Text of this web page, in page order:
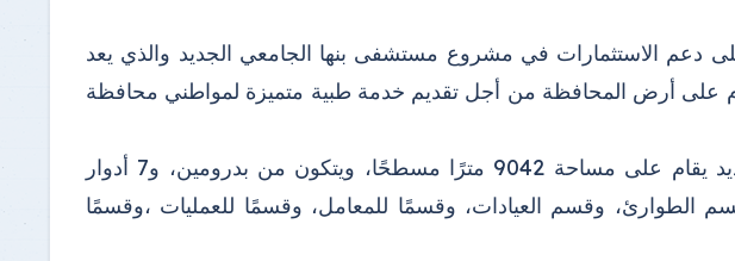
دعم الاستثمارات في مشروع مستشفى بنها الجامعي الجديد والذي يعد
على أرض المحافظة من أجل تقديم خدمة طبية متميزة لمواطني محافظة
يذكر أن مشروع مستشفى بنها الجامعي الجديد يقام على مساحة 9042 مترًا مسطحًا، ويتكون من بدرومين، و7 أدوار
وقسم العيادات، وقسمًا للمعامل، وقسمًا للعمليات ،وقسمًا